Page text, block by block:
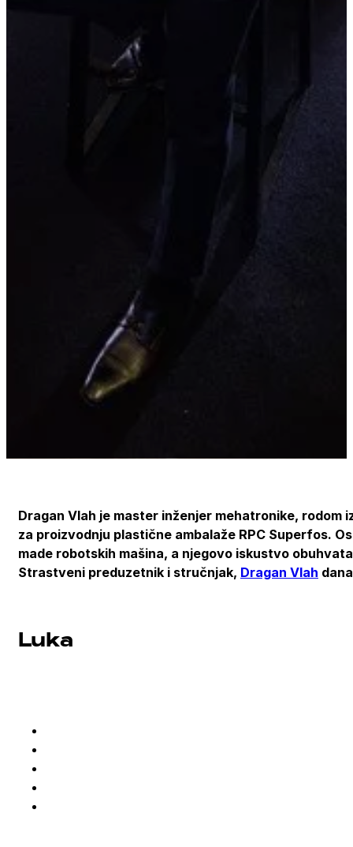
Dragan Vlah je master inženjer mehatronike,
za proizvodnju plastične ambalaže RPC Superfos.
made robotskih mašina, a njegovo iskustvo
Strastveni preduzetnik i stručnjak, Dragan Vlah
Luka